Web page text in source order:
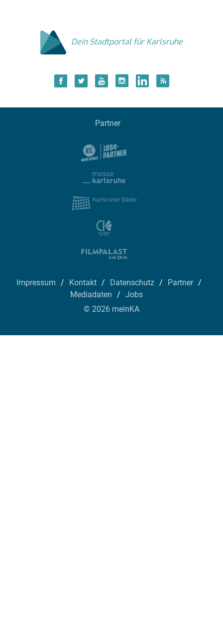
Dein Stadtportal für Karlsruhe
Partner
Impressum Kontakt Datenschutz
Partner
Mediadaten
Jobs
© 2026 meinKA